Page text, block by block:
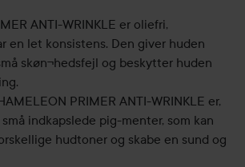
ANTI-WRINKLE er oliefri,
en let konsistens. Den giver huden
skøn¬hedsfejl og beskytter huden
PRIMER ANTI-WRINKLE er,
indkapslede pig-menter, som kan
hudtoner og skabe en sund og